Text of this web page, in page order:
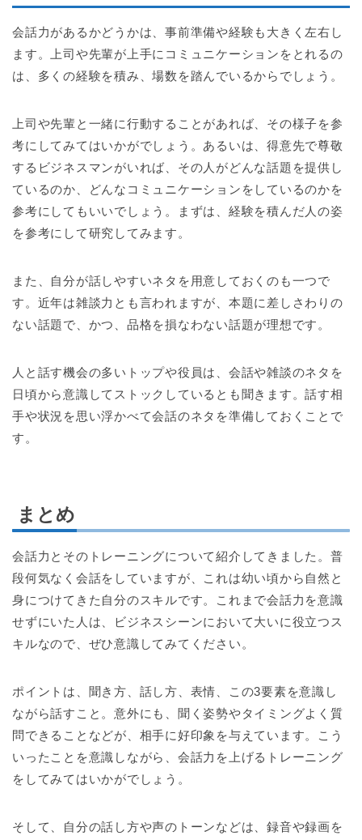
会話力があるかどうかは、事前準備や経験も大きく左右し
ます。上司や先輩が上手にコミュニケーションをとれるの
は、多くの経験を積み、場数を踏んでいるからでしょう。
上司や先輩と一緒に行動することがあれば、その様子を参
考にしてみてはいかがでしょう。あるいは、得意先で尊敬
するビジネスマンがいれば、その人がどんな話題を提供し
ているのか、どんなコミュニケーションをしているのかを
参考にしてもいいでしょう。まずは、経験を積んだ人の姿
を参考にして研究してみます。
また、自分が話しやすいネタを用意しておくのも一つで
す。近年は雑談力とも言われますが、本題に差しさわりの
ない話題で、かつ、品格を損なわない話題が理想です。
人と話す機会の多いトップや役員は、会話や雑談のネタを
日頃から意識してストックしているとも聞きます。話す相
手や状況を思い浮かべて会話のネタを準備しておくことで
す。
まとめ
会話力とそのトレーニングについて紹介してきました。普
段何気なく会話をしていますが、これは幼い頃から自然と
身につけてきた自分のスキルです。これまで会話力を意識
せずにいた人は、ビジネスシーンにおいて大いに役立つス
キルなので、ぜひ意識してみてください。
ポイントは、聞き方、話し方、表情、この3要素を意識し
ながら話すこと。意外にも、聞く姿勢やタイミングよく質
問できることなどが、相手に好印象を与えています。こう
いったことを意識しながら、会話力を上げるトレーニング
をしてみてはいかがでしょう。
そして、自分の話し方や声のトーンなどは、録音や録画を